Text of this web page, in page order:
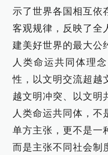
示了世界各国相互依
客观规律，反映了全
建美好世界的最大公
人类命运共同体理
性，以文明交流超越
越文明冲突、以文明
人类命运共同体，不
单方主张，更不是一
而是主张不同社会制